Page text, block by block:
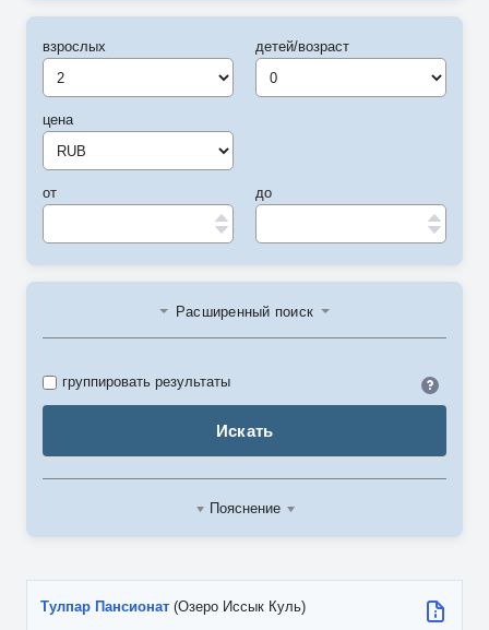
взрослых
цена
от
детей/возраст
до
Расширенный поиск
Искать
группировать результаты
Пояснение
Тулпар Пансионат (Озеро Иссык Куль)